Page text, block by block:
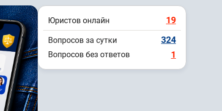
Юристов онлайн 19
Вопросов за сутки 324
Вопросов без ответов 1